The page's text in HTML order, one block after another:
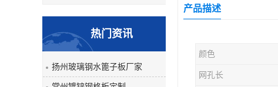
玻璃钢平板
玻璃钢盖板
热门资讯
扬州玻璃钢水篦子板厂家
产品描述
颜色
网孔长